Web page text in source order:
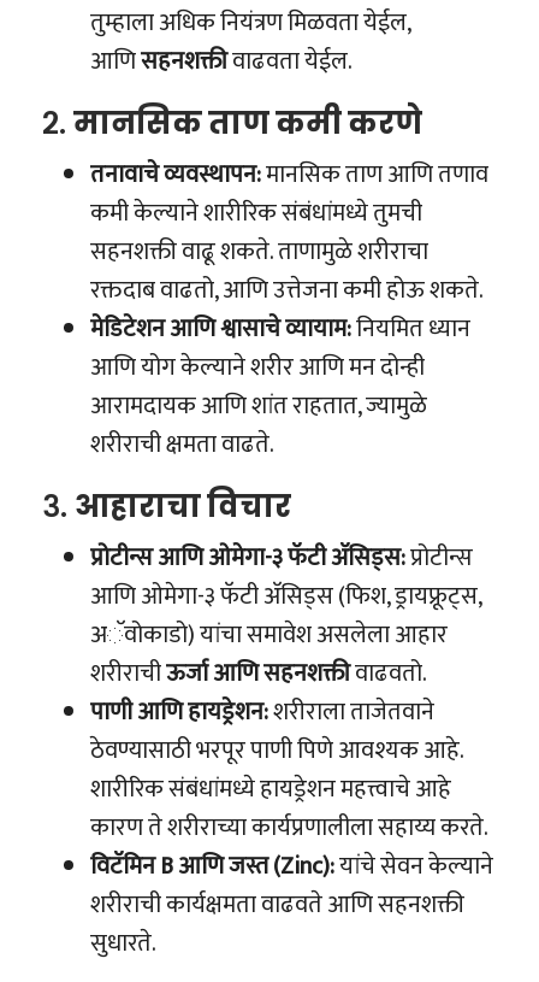
तुम्हाला अधिक नियंत्रण मिळवता येईल,
आणिसहनशक्तीवाढवता येईल.
२. मानसिक ताण कमी करणे
तनावाचे व्यवस्थापन:मानसिक ताण आणि तणाव
कमी केल्याने शारीरिक संबंधांमध्ये तुमची
सहनशक्ती वाढू शकते. ताणामुळे शरीराचा
रक्तदाब वाढतो, आणि उत्तेजना कमी होऊ शकते.
मेडिटेशन आणि श्वासाचे व्यायाम:नियमित ध्यान
आणि योग केल्याने शरीर आणि मन दोन्ही
आरामदायक आणि शांत राहतात, ज्यामुळे
शरीराची क्षमता वाढते.
३. आहाराचा विचार
प्रोटीन्स आणि ओमेगा-३ फॅटी अ‍ॅसिड्स:प्रोटीन्स
आणि ओमेगा-३ फॅटी अ‍ॅसिड्स (फिश, ड्रायफ्रूट्स,
अॅवोकाडो) यांचा समावेश असलेला आहार
शरीराचीऊर्जा आणि सहनशक्तीवाढवतो.
पाणी आणि हायड्रेशन:शरीराला ताजेतवाने
ठेवण्यासाठी भरपूर पाणी पिणे आवश्यक आहे.
शारीरिक संबंधांमध्ये हायड्रेशन महत्त्वाचे आहे
कारण ते शरीराच्या कार्यप्रणालीला सहाय्य करते.
विटॅमिन B आणि जस्त (Zinc):यांचे सेवन केल्याने
शरीराची कार्यक्षमता वाढवते आणि सहनशक्ती
सुधारते.